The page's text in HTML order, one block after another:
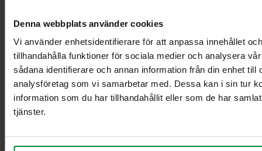
Denna webbplats använder cookies
Vi använder enhetsidentifierare för att anpassa innehållet
tillhandahålla funktioner för sociala medier och analysera
sådana identifierare och annan information från din enhet
analysföretag som vi samarbetar med. Dessa kan i sin tur
information som du har tillhandahållit eller som de har
tjänster.
Levy Bio-kasetin
mini-telineeseen
Säkinpidike Midi
Dynamic FZB
Säkinpidike Midi
Dynamic FZB